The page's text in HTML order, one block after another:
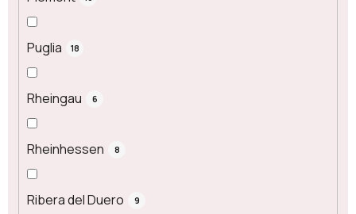
Puglia 18
Rheingau 6
Rheinhessen 8
Ribera del Duero 9